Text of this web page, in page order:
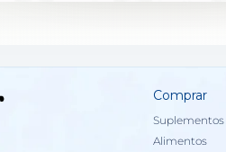
Comprar
Alimentos